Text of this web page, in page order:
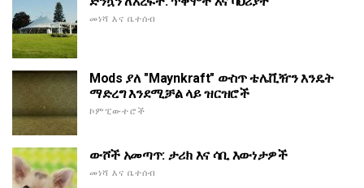
መነሻ እና ቤተሰብ
Mods ያለ "Maynkraft" ውስጥ ቴሌቪዥን እንዴት
ማድረግ እንደሚቻል ላይ ዝርዝሮች
ኮምፒውተሮች
ውሾች አመጣጥ: ታሪክ እና ሳቢ እውነታዎች
መነሻ እና ቤተሰብ